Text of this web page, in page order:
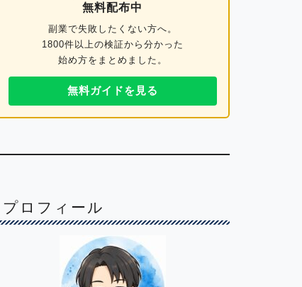
無料配布中
副業で失敗したくない方へ。
1800件以上の検証から分かった
始め方をまとめました。
無料ガイドを見る
プロフィール